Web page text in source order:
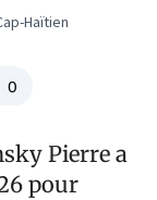
Haïtien
0
Pierre a
pour